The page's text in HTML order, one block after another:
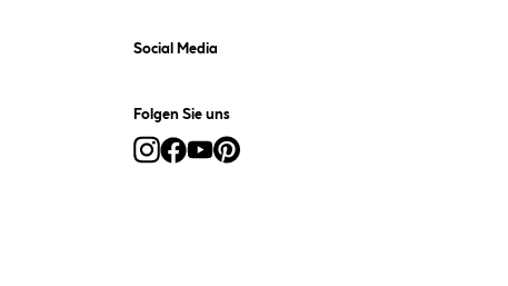
Social Media
Folgen Sie uns